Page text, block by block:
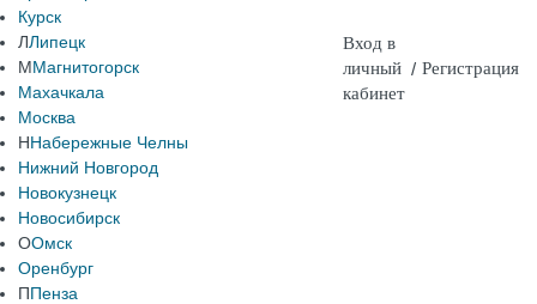
Курск
ЛЛипецк
ММагнитогорск
Махачкала
Москва
ННабережные Челны
Нижний Новгород
Новокузнецк
Новосибирск
ООмск
Оренбург
ППенза
Вход в
личный
кабинет
/ Регистрация